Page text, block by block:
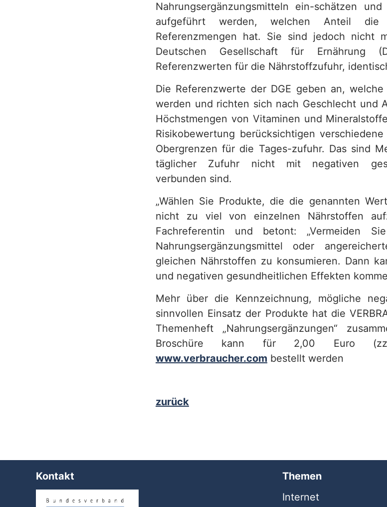
Nahrungsergänzungsmitteln ein-schätzen
aufgeführt werden, welchen Anteil die
Referenzmengen hat. Sie sind jedoch nicht
Deutschen Gesellschaft für Ernährung
Referenzwerten für die Nährstoffzufuhr,
Die Referenzwerte der DGE geben an,
werden und richten sich nach Geschlecht und
Höchstmengen von Vitaminen und
Risikobewertung berücksichtigen
Obergrenzen für die Tages-zufuhr. Das sind
täglicher Zufuhr nicht mit negativen
verbunden sind.
„Wählen Sie Produkte, die die genannten
nicht zu viel von einzelnen Nährstoffen
Fachreferentin und betont: „Vermeiden
Nahrungsergänzungsmittel oder
gleichen Nährstoffen zu konsumieren. Dann
und negativen gesundheitlichen Effekten
Mehr über die Kennzeichnung, mögliche
sinnvollen Einsatz der Produkte hat die
Themenheft „Nahrungsergänzungen“
Broschüre kann für 2,00 Euro
www.verbraucher.com bestellt werden
zurück
Kontakt
Themen
Internet